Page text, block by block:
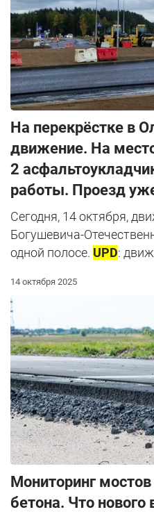
На перекрёстке в
движение. На
2
работы. Проезд
Сегодня, 14 октября,
Богушевича-
одной полосе. UPD:
14 октября 2025
Мониторинг
бетона. Что